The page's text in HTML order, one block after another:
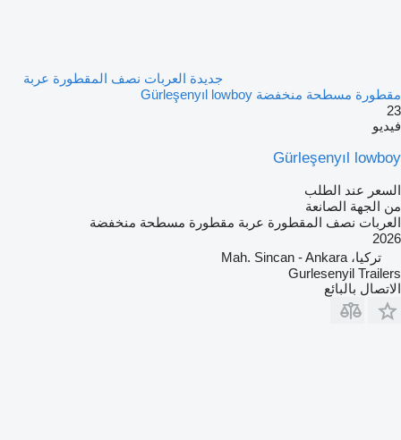
جديدة العربات نصف المقطورة عربة
مقطورة مسطحة منخفضة Gürleşenyıl lowboy
23
فيديو
Gürleşenyıl lowboy
السعر عند الطلب
من الجهة الصانعة
العربات نصف المقطورة عربة مقطورة مسطحة منخفضة
2026
تركيا، Mah. Sincan - Ankara
Gurlesenyil Trailers
الاتصال بالبائع